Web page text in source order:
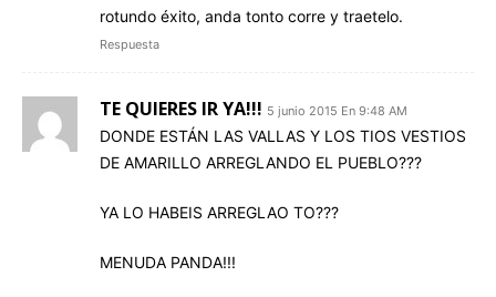
rotundo éxito, anda tonto corre y traetelo.
Respuesta
TE QUIERES IR YA!!! 5 junio 2015 En 9:48 AM
DONDE ESTÁN LAS VALLAS Y LOS TIOS VESTIOS
DE AMARILLO ARREGLANDO EL PUEBLO???
YA LO HABEIS ARREGLAO TO???
MENUDA PANDA!!!